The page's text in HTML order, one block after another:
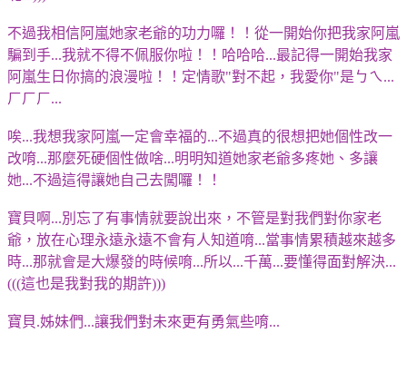
不過我相信阿嵐她家老爺的功力囉！！從一開始你把我家阿嵐
騙到手...我就不得不佩服你啦！！哈哈哈...最記得一開始我家
阿嵐生日你搞的浪漫啦！！定情歌"對不起，我愛你"是ㄅㄟ...
ㄏㄏㄏ...
唉...我想我家阿嵐一定會幸福的...不過真的很想把她個性改一
改唷...那麼死硬個性做啥...明明知道她家老爺多疼她、多讓
她...不過這得讓她自己去闖囉！！
寶貝啊...別忘了有事情就要說出來，不管是對我們對你家老
爺，放在心理永遠永遠不會有人知道唷...當事情累積越來越多
時...那就會是大爆發的時候唷...所以...千萬...要懂得面對解決...
(((這也是我對我的期許)))
寶貝.姊妹們...讓我們對未來更有勇氣些唷...